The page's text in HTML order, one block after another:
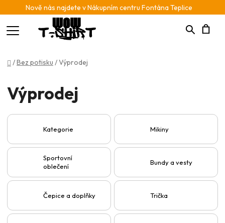
Nově nás najdete v Nákupním centru Fontána Teplice
Hledat
Domů
/Bez potisku /Výprodej
Výprodej
Kategorie Mikiny
Sportovní
oblečení
Bundy a vesty
Čepice a doplňky Trička